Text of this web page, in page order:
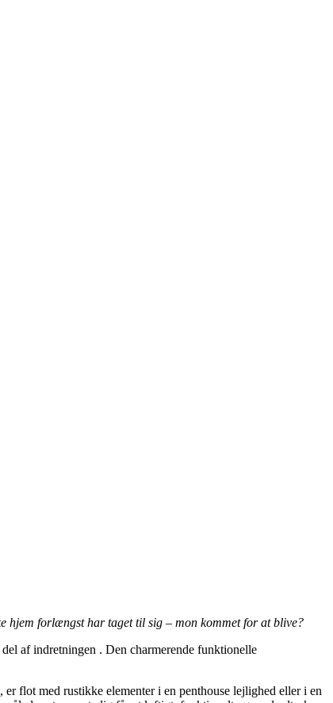
hjem forlængst har taget til sig – mon kommet for at blive?
af indretningen . Den charmerende funktionelle
flot med rustikke elementer i en penthouse lejlighed eller i en